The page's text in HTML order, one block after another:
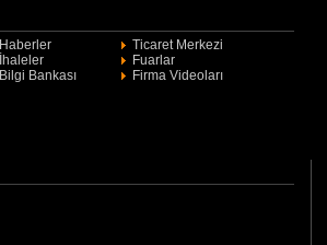
Haberler
Ticaret Merkezi
İhaleler
Fuarlar
Bilgi Bankası
Firma Videoları